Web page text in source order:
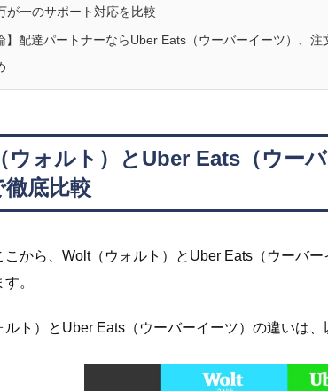
が一のサポート対応を比較
】配達パートナーならUber Eats（ウーバーイーツ）、
ウォルト）とUber Eats（ウー
徹底比較
こから、Wolt（ウォルト）とUber Eats（ウーバ
。
ルト）とUber Eats（ウーバーイーツ）の違いは、